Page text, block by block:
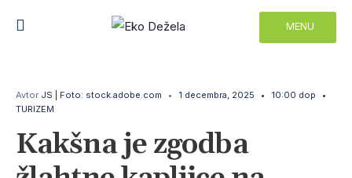
MENU
Avtor JS | Foto: stock.adobe.com • 1 decembra, 2025 • 10:00 dop
•
TURIZEM
Kakšna je zgodba